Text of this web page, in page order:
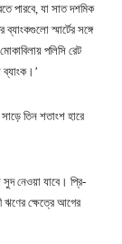
পারবে, যা সাত দশমিক
ব্যাংকগুলো স্মার্টের সঙ্গে
পলিসি রেট
ব্যাংক।’
সাড়ে তিন শতাংশ হারে
নেওয়া যাবে। প্রি-
ঋণের ক্ষেত্রে আগের